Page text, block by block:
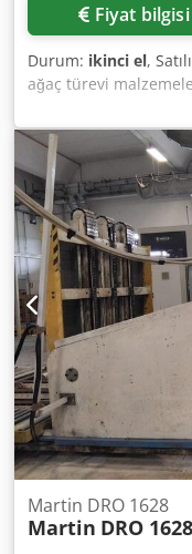
Fiyat bilgisi
Durum: ikinci el,
ağaç türevi
delinmesi için
sunuyoruz. Çalışma
Dsdpfezfirdjx Agpekr
Martin DRO 1628
Martin DRO 1628